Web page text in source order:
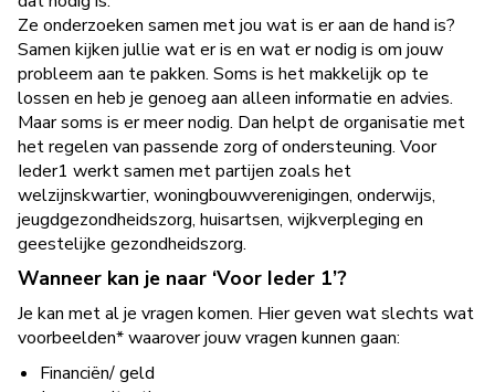
Ze onderzoeken samen met jou wat is er aan de hand is?
Samen kijken jullie wat er is en wat er nodig is om jouw
probleem aan te pakken. Soms is het makkelijk op te
lossen en heb je genoeg aan alleen informatie en advies.
Maar soms is er meer nodig. Dan helpt de organisatie met
het regelen van passende zorg of ondersteuning. Voor
Ieder1 werkt samen met partijen zoals het
welzijnskwartier, woningbouwverenigingen, onderwijs,
jeugdgezondheidszorg, huisartsen, wijkverpleging en
geestelijke gezondheidszorg.
Wanneer kan je naar ‘Voor Ieder 1’?
Je kan met al je vragen komen. Hier geven wat slechts wat
voorbeelden* waarover jouw vragen kunnen gaan:
Financiën/ geld